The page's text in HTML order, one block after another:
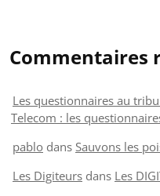
Commentaires
Les questionnaires au
Telecom : les
pablo dans Sauvons les
Les Digiteurs dans Les